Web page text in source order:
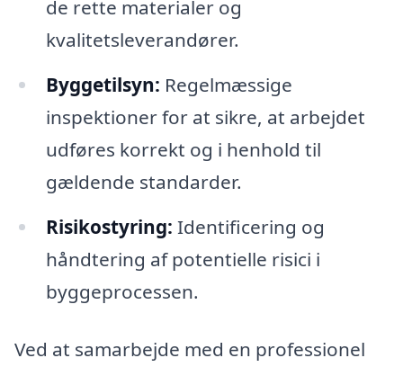
de rette materialer og
kvalitetsleverandører.
Byggetilsyn: Regelmæssige
inspektioner for at sikre, at arbejdet
udføres korrekt og i henhold til
gældende standarder.
Risikostyring: Identificering og
håndtering af potentielle risici i
byggeprocessen.
Ved at samarbejde med en professionel